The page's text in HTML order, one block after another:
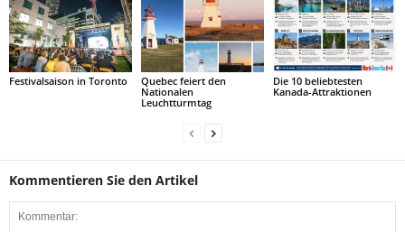
Festivalsaison in Toronto
Quebec feiert den
Nationalen
Leuchtturmtag
Die 10 beliebtesten
Kanada-Attraktionen
Kommentieren Sie den Artikel